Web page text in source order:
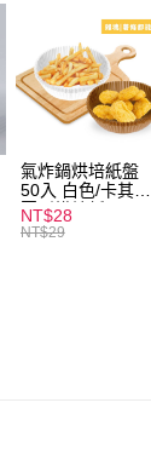
含以上)免運費
含以上)免運費
氣炸鍋烘培紙盤
50入 白色/卡其色
圓形烘焙紙
NT$28
NT$29